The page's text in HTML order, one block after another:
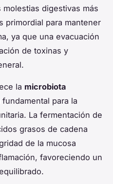
digestivas más
primordial para mantener
ya que una evacuación
de toxinas y
la microbiota
para la
La fermentación de
grasos de cadena
de la mucosa
favoreciendo un